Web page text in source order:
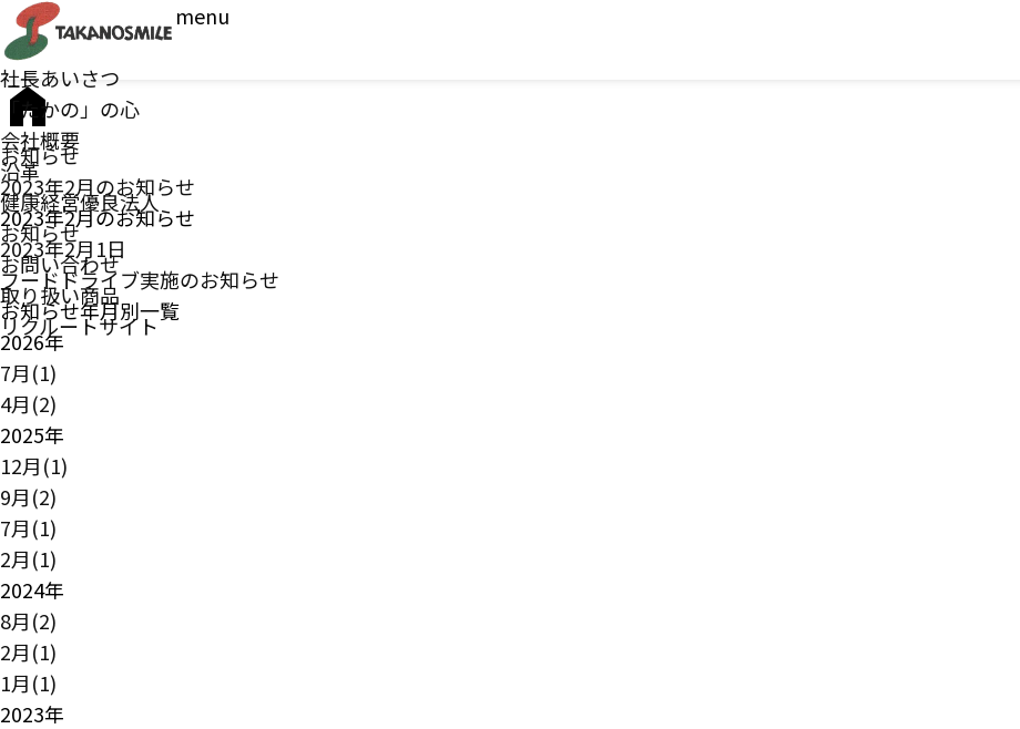
menu
社長あいさつ
「たかの」の心
会社概要
沿革
健康経営優良法人
お知らせ
お問い合わせ
取り扱い商品
リクルートサイト
お知らせ
2023年2月のお知らせ
2023年2月のお知らせ
2023年2月1日
フードドライブ実施のお知らせ
お知らせ年月別一覧
2026年
7月(1)
4月(2)
2025年
12月(1)
9月(2)
7月(1)
2月(1)
2024年
8月(2)
2月(1)
1月(1)
2023年